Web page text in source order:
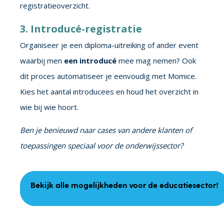
registratieoverzicht.
3. Introducé-registratie
Organiseer je een diploma-uitreiking of ander event
waarbij men een introducé mee mag nemen? Ook
dit proces automatiseer je eenvoudig met Momice.
Kies het aantal introducees en houd het overzicht in
wie bij wie hoort.
Ben je benieuwd naar cases van andere klanten of
toepassingen speciaal voor de onderwijssector?
Bekijk alle mogelijkheden voor de educatiesector!